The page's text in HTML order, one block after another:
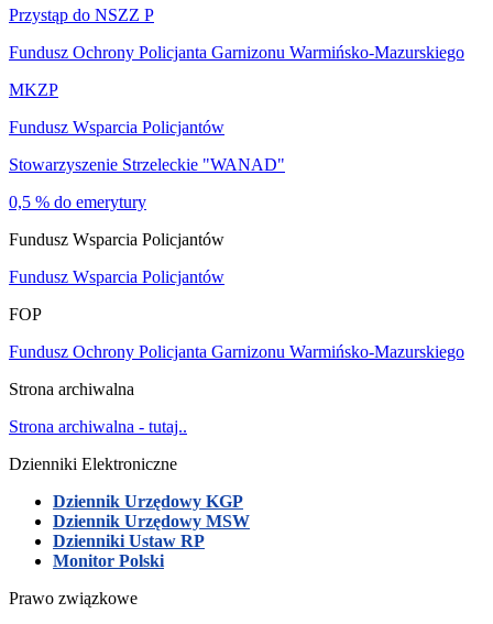
Przystąp do NSZZ P
Fundusz Ochrony Policjanta Garnizonu Warmińsko-Mazurskiego
MKZP
Fundusz Wsparcia Policjantów
Stowarzyszenie Strzeleckie "WANAD"
0,5 % do emerytury
Fundusz Wsparcia Policjantów
Fundusz Wsparcia Policjantów
FOP
Fundusz Ochrony Policjanta Garnizonu Warmińsko-Mazurskiego
Strona archiwalna
Strona archiwalna - tutaj..
Dzienniki Elektroniczne
Dziennik Urzędowy KGP
Dziennik Urzędowy MSW
Dzienniki Ustaw RP
Monitor Polski
Prawo związkowe